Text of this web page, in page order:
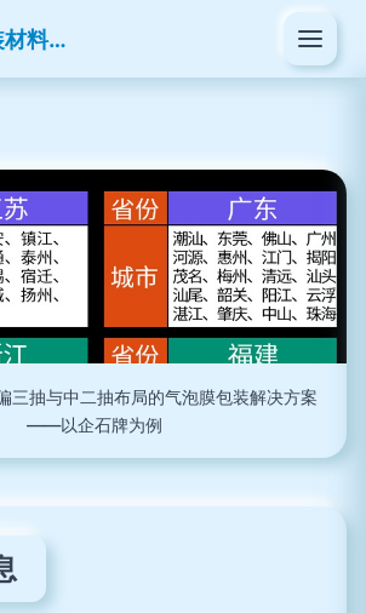
佛山市博海包装材料有限公司
三抽与中二抽布局的气泡膜包装解决方案
——以企石牌为例